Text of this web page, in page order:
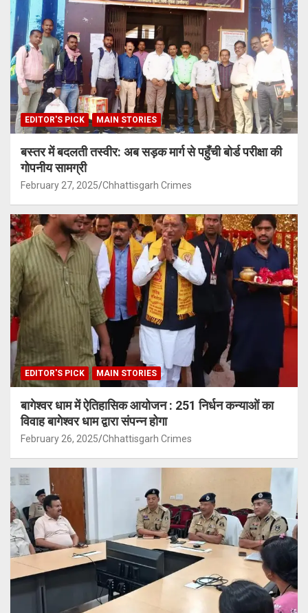
EDITOR'S PICK MAIN STORIES
बस्तर में बदलती तस्वीर: अब सड़क मार्ग से पहुँची बोर्ड परीक्षा की
गोपनीय सामग्री
February 27, 2025 Chhattisgarh Crimes
EDITOR'S PICK MAIN STORIES
बागेश्वर धाम में ऐतिहासिक आयोजन : 251 निर्धन कन्याओं का
विवाह बागेश्वर धाम द्वारा संपन्न होगा
February 26, 2025 Chhattisgarh Crimes